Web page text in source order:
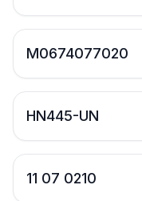
M0674077020
HN445-UN
11 07 0210